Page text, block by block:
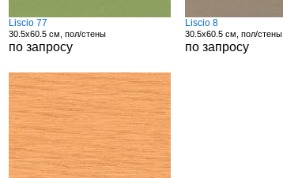
Liscio 77
30.5x60.5 см, пол/стены
по запросу
Liscio 8
30.5x60.5 см, пол/стены
по запросу